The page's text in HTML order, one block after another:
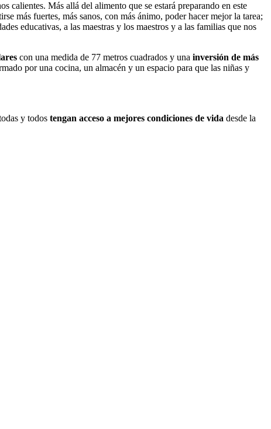
calientes. Más allá del alimento que se estará preparando en este
más fuertes, más sanos, con más ánimo, poder hacer mejor la tarea;
educativas, a las maestras y los maestros y a las familias que nos
con una medida de 77 metros cuadrados y una inversión de más
por una cocina, un almacén y un espacio para que las niñas y
y todos tengan acceso a mejores condiciones de vida desde la